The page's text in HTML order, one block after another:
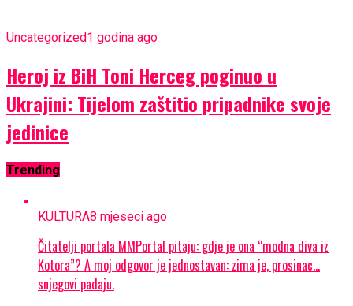
Uncategorized1 godina ago
Heroj iz BiH Toni Herceg poginuo u
Ukrajini: Tijelom zaštitio pripadnike svoje
jedinice
Trending
KULTURA8 mjeseci ago
Čitatelji portala MMPortal pitaju: gdje je ona “modna diva iz
Kotora”? A moj odgovor je jednostavan: zima je, prosinac…
snjegovi padaju.